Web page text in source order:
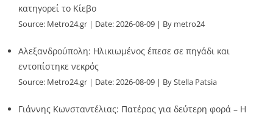
κατηγορεί το Κίεβο
Source: Metro24.gr Date: 2026-08-09 By metro24
Αλεξανδρούπολη: Ηλικιωμένος έπεσε σε πηγάδι και
εντοπίστηκε νεκρός
Source: Metro24.gr Date: 2026-08-09 By Stella Patsia
Γιάννης Κωνσταντέλιας: Πατέρας για δεύτερη φορά – Η